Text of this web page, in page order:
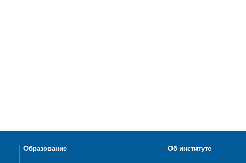
Образование Об институте